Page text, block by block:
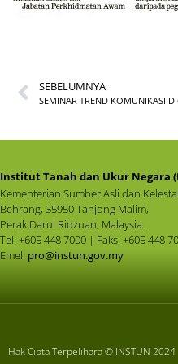
SEBELUMNYA
SEMINAR TREND KOMUNIKASI
Institut Tanah dan Ukur Negara
Kementerian Sumber Asli dan
Behrang, 35950 Tanjong Malim,
Perak Darul Ridzuan, Malaysia.
Tel: +605 448 7000 | Faks: +605 448
Emel: pro@instun.gov.my
Hak Cipta Terpelihara © INSTUN 2024